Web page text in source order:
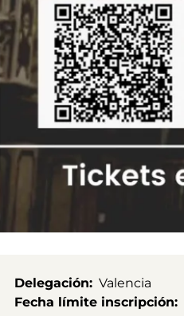
Delegación
Valencia
Fecha límite inscripción